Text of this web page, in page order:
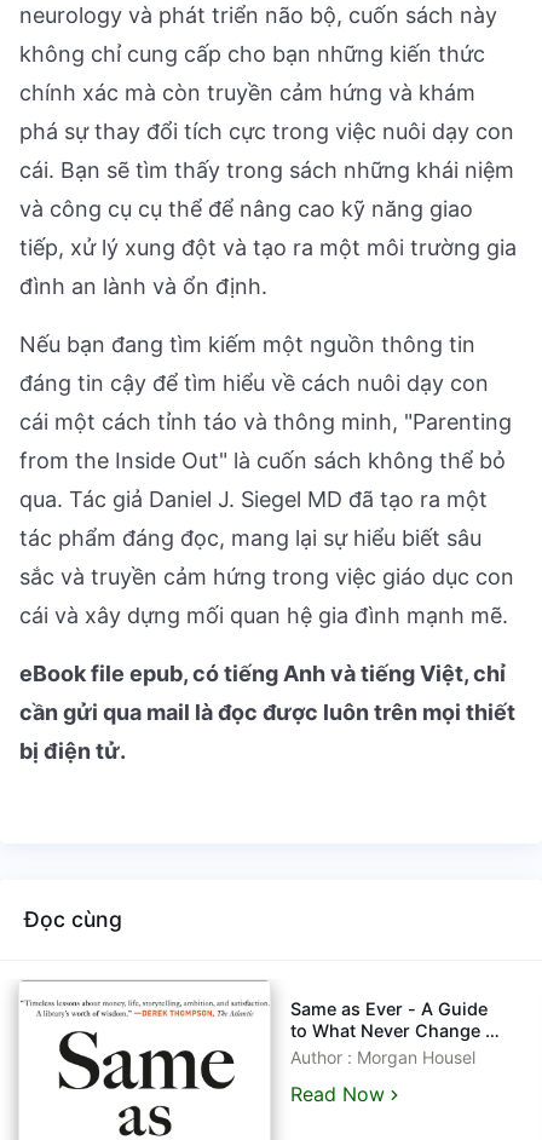
neurology và phát triển não bộ, cuốn sách này
không chỉ cung cấp cho bạn những kiến thức
chính xác mà còn truyền cảm hứng và khám
phá sự thay đổi tích cực trong việc nuôi dạy con
cái. Bạn sẽ tìm thấy trong sách những khái niệm
và công cụ cụ thể để nâng cao kỹ năng giao
tiếp, xử lý xung đột và tạo ra một môi trường gia
đình an lành và ổn định.
Nếu bạn đang tìm kiếm một nguồn thông tin
đáng tin cậy để tìm hiểu về cách nuôi dạy con
cái một cách tỉnh táo và thông minh, "Parenting
from the Inside Out" là cuốn sách không thể bỏ
qua. Tác giả Daniel J. Siegel MD đã tạo ra một
tác phẩm đáng đọc, mang lại sự hiểu biết sâu
sắc và truyền cảm hứng trong việc giáo dục con
cái và xây dựng mối quan hệ gia đình mạnh mẽ.
eBook file epub, có tiếng Anh và tiếng Việt, chỉ
cần gửi qua mail là đọc được luôn trên mọi thiết
bị điện tử.
Đọc cùng
Same as Ever - A Guide
to What Never Change -
Morgan Housel [eBook
Tiếng Việt - Tiếng Anh]
Author : Morgan Housel
Read Now